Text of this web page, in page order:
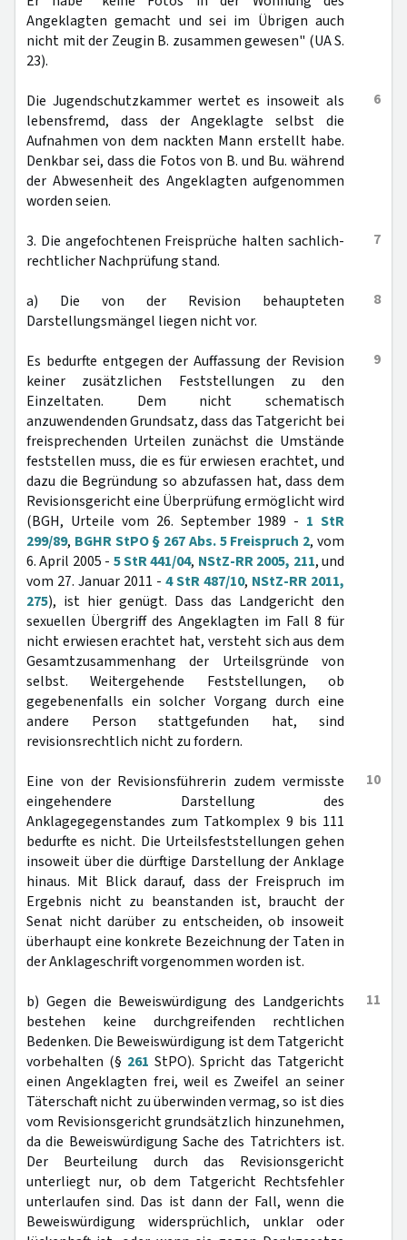
Angeklagten gemacht und sei im Übrigen auch
nicht mit der Zeugin B. zusammen gewesen" (UA S.
23).
6
Die Jugendschutzkammer wertet es insoweit als
lebensfremd, dass der Angeklagte selbst die
Aufnahmen von dem nackten Mann erstellt habe.
Denkbar sei, dass die Fotos von B. und Bu. während
der Abwesenheit des Angeklagten aufgenommen
worden seien.
7
3. Die angefochtenen Freisprüche halten sachlich-
rechtlicher Nachprüfung stand.
8
a) Die von der Revision behaupteten
Darstellungsmängel liegen nicht vor.
9
Es bedurfte entgegen der Auffassung der Revision
keiner zusätzlichen Feststellungen zu den
Einzeltaten. Dem nicht schematisch
anzuwendenden Grundsatz, dass das Tatgericht bei
freisprechenden Urteilen zunächst die Umstände
feststellen muss, die es für erwiesen erachtet, und
dazu die Begründung so abzufassen hat, dass dem
Revisionsgericht eine Überprüfung ermöglicht wird
(BGH, Urteile vom 26. September 1989 - 1 StR
299/89, BGHR StPO § 267 Abs. 5 Freispruch 2, vom
6. April 2005 - 5 StR 441/04, NStZ-RR 2005, 211, und
vom 27. Januar 2011 - 4 StR 487/10, NStZ-RR 2011,
275), ist hier genügt. Dass das Landgericht den
sexuellen Übergriff des Angeklagten im Fall 8 für
nicht erwiesen erachtet hat, versteht sich aus dem
Gesamtzusammenhang der Urteilsgründe von
selbst. Weitergehende Feststellungen, ob
gegebenenfalls ein solcher Vorgang durch eine
andere Person stattgefunden hat, sind
revisionsrechtlich nicht zu fordern.
10
Eine von der Revisionsführerin zudem vermisste
eingehendere Darstellung des
Anklagegegenstandes zum Tatkomplex 9 bis 111
bedurfte es nicht. Die Urteilsfeststellungen gehen
insoweit über die dürftige Darstellung der Anklage
hinaus. Mit Blick darauf, dass der Freispruch im
Ergebnis nicht zu beanstanden ist, braucht der
Senat nicht darüber zu entscheiden, ob insoweit
überhaupt eine konkrete Bezeichnung der Taten in
der Anklageschrift vorgenommen worden ist.
11
b) Gegen die Beweiswürdigung des Landgerichts
bestehen keine durchgreifenden rechtlichen
Bedenken. Die Beweiswürdigung ist dem Tatgericht
vorbehalten (§ 261 StPO). Spricht das Tatgericht
einen Angeklagten frei, weil es Zweifel an seiner
Täterschaft nicht zu überwinden vermag, so ist dies
vom Revisionsgericht grundsätzlich hinzunehmen,
da die Beweiswürdigung Sache des Tatrichters ist.
Der Beurteilung durch das Revisionsgericht
unterliegt nur, ob dem Tatgericht Rechtsfehler
unterlaufen sind. Das ist dann der Fall, wenn die
Beweiswürdigung widersprüchlich, unklar oder